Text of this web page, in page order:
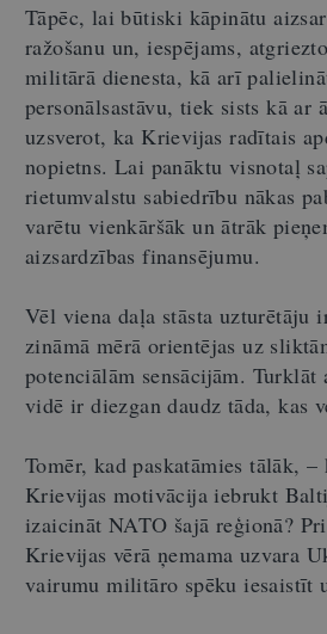
Tāpēc, lai būtiski kāpinātu
ražošanu un, iespējams,
militārā dienesta, kā arī
personālsastāvu, tiek sists kā ar
uzsverot, ka Krievijas radītais
nopietns. Lai panāktu visnotaļ
rietumvalstu sabiedrību nākas
varētu vienkāršāk un ātrāk
aizsardzības finansējumu.
Vēl viena daļa stāsta uzturētāju
zināmā mērā orientējas uz
potenciālām sensācijām. Turklāt
vidē ir diezgan daudz tāda, kas
Tomēr, kad paskatāmies tālāk, –
Krievijas motivācija iebrukt
izaicināt NATO šajā reģionā?
Krievijas vērā ņemama uzvara
vairumu militāro spēku iesaistīt